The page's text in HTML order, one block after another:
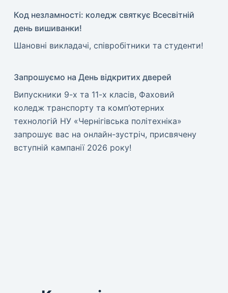
Код незламності: коледж святкує Всесвітній
день вишиванки!
​Шановні викладачі, співробітники та студенти!
Запрошуємо на День відкритих дверей
Випускники 9-х та 11-х класів, Фаховий
коледж транспорту та комп’ютерних
технологій НУ «Чернігівська політехніка»
запрошує вас на онлайн-зустріч, присвячену
вступній кампанії 2026 року!